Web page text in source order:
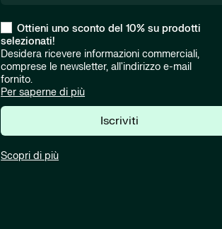
Ottieni uno sconto del 10% su prodotti
selezionati!
Desidera ricevere informazioni commerciali,
comprese le newsletter, all'indirizzo e-mail
fornito.
Per saperne di più
Iscriviti
Scopri di più